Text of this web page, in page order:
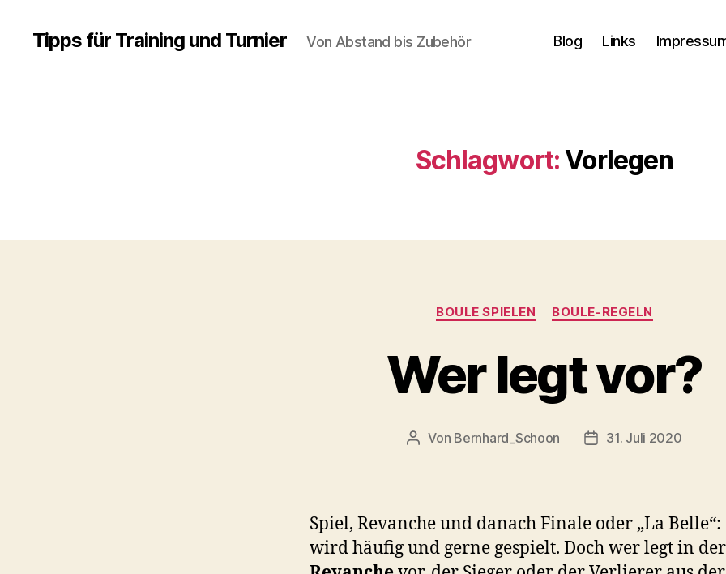
Tipps für Training und Turnier Von Abstand bis Zubehör Blog Links
Schlagwort: Vorlegen
Kategorien
BOULE SPIELEN BOULE-REGELN
Wer legt vor?
Beitragsautor
Von Bernhard_Schoon 31. Juli 2020
Spiel, Revanche und danach Finale oder „La Belle“:
wird häufig und gerne gespielt. Doch wer legt in der